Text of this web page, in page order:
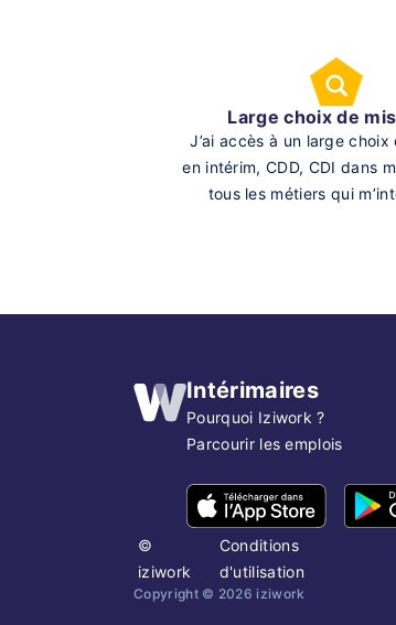
Large choix de
J’ai accès à un large choix
en intérim, CDD, CDI dans
tous les métiers qui
Intérimaires
Pourquoi Iziwork ?
Parcourir les emplois
©
iziwork
Conditions
d'utilisation
Copyright © 2026 iziwork